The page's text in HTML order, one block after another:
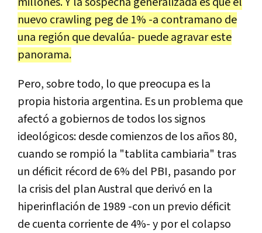
nuevo crawling peg de 1% -a contramano de
una región que devalúa- puede agravar este
panorama.
Pero, sobre todo, lo que preocupa es la
propia historia argentina. Es un problema que
afectó a gobiernos de todos los signos
ideológicos: desde comienzos de los años 80,
cuando se rompió la "tablita cambiaria" tras
un déficit récord de 6% del PBI, pasando por
la crisis del plan Austral que derivó en la
hiperinflación de 1989 -con un previo déficit
de cuenta corriente de 4%- y por el colapso